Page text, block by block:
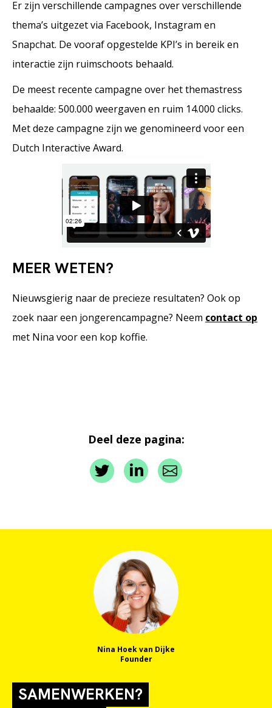
Er zijn verschillende campagnes over verschillende
thema’s uitgezet via Facebook, Instagram en
Snapchat. De vooraf opgestelde KPI’s in bereik en
interactie zijn ruimschoots behaald.
De meest recente campagne over het themastress
behaalde: 500.000 weergaven en ruim 14.000 clicks.
Met deze campagne zijn we genomineerd voor een
Dutch Interactive Award.
MEER WETEN?
Nieuwsgierig naar de precieze resultaten? Ook op
zoek naar een jongerencampagne? Neem contact op
met Nina voor een kop koffie.
Deel deze pagina:
SAMENWERKEN?
Nina Hoek van Dijke
Founder